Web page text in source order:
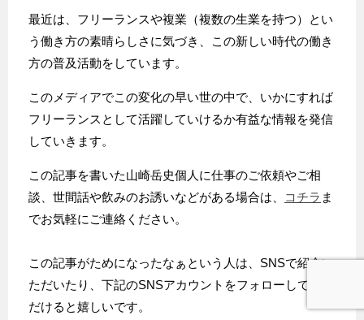
最近は、フリーランスや複業（複数の生業を持つ）とい
う働き方の素晴らしさに気づき、この新しい時代の働き
方の普及活動をしています。
このメディアでこの変化の早い世の中で、いかにすれば
フリーランスとして活躍していけるか有益な情報を発信
していきます。
この記事を書いた山崎岳史個人に仕事のご依頼やご相
談、世間話や飲みのお誘いなどがある場合は、
コチラ ま
でお気軽にご連絡ください。
この記事がためになったなぁという人は、SNSで紹介い
ただいたり、下記のSNSアカウントをフォローしていた
だけると嬉しいです。